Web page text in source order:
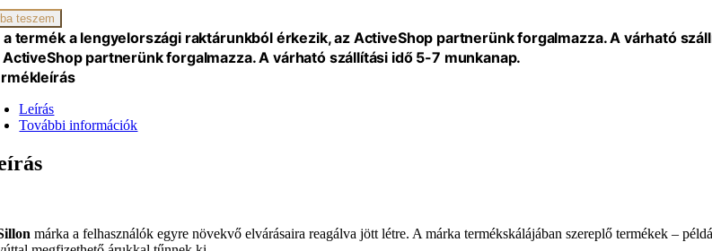
teszem
a termék a lengyelországi raktárunkból érkezik, az ActiveShop partnerünk forgalmazza. A várható
ActiveShop partnerünk forgalmazza. A várható szállítási idő 5-7 munkanap.
Leírás
További információk
márka a felhasználók egyre növekvő elvárásaira reagálva jött létre. A márka termékskálájában szereplő termékek –